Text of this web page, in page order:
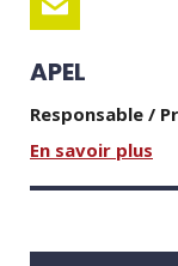
APEL
Responsable /
En savoir plus